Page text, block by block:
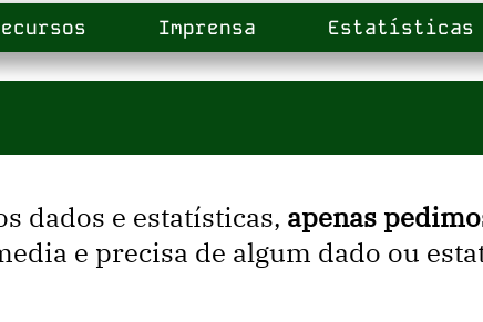
Imprensa Estatísticas
dados e estatísticas, apenas
e precisa de algum dado ou